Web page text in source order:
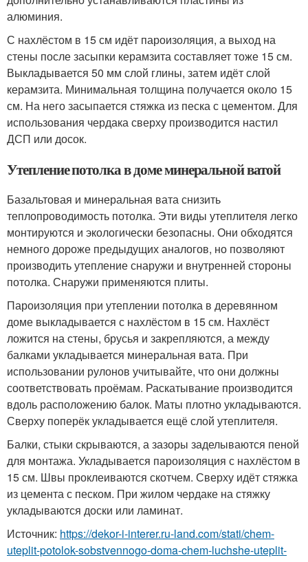
алюминия.
С нахлёстом в 15 см идёт пароизоляция, а выход на
стены после засыпки керамзита составляет тоже 15 см.
Выкладывается 50 мм слой глины, затем идёт слой
керамзита. Минимальная толщина получается около 15
см. На него засыпается стяжка из песка с цементом. Для
использования чердака сверху производится настил
ДСП или досок.
Утепление потолка в доме минеральной ватой
Базальтовая и минеральная вата снизить
теплопроводимость потолка. Эти виды утеплителя легко
монтируются и экологически безопасны. Они обходятся
немного дороже предыдущих аналогов, но позволяют
производить утепление снаружи и внутренней стороны
потолка. Снаружи применяются плиты.
Пароизоляция при утеплении потолка в деревянном
доме выкладывается с нахлёстом в 15 см. Нахлёст
ложится на стены, брусья и закрепляются, а между
балками укладывается минеральная вата. При
использовании рулонов учитывайте, что они должны
соответствовать проёмам. Раскатывание производится
вдоль расположению балок. Маты плотно укладываются.
Сверху поперёк укладывается ещё слой утеплителя.
Балки, стыки скрываются, а зазоры заделываются пеной
для монтажа. Укладывается пароизоляция с нахлёстом в
15 см. Швы проклеиваются скотчем. Сверху идёт стяжка
из цемента с песком. При жилом чердаке на стяжку
укладываются доски или ламинат.
Источник: https://dekor-i-interer.ru-land.com/stati/chem-
uteplit-potolok-sobstvennogo-doma-chem-luchshe-uteplit-